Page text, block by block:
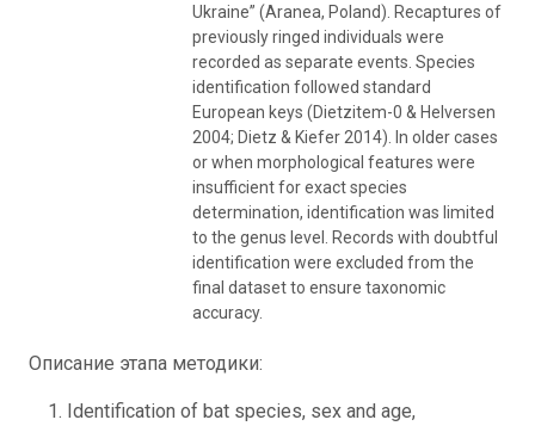
Ukraine” (Aranea, Poland). Recaptures of
previously ringed individuals were
recorded as separate events. Species
identification followed standard
European keys (Dietzitem-0 & Helversen
2004; Dietz & Kiefer 2014). In older cases
or when morphological features were
insufficient for exact species
determination, identification was limited
to the genus level. Records with doubtful
identification were excluded from the
final dataset to ensure taxonomic
accuracy.
Описание этапа методики:
Identification of bat species, sex and age,